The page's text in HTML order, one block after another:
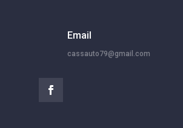
Email
cassauto79@gmail.com